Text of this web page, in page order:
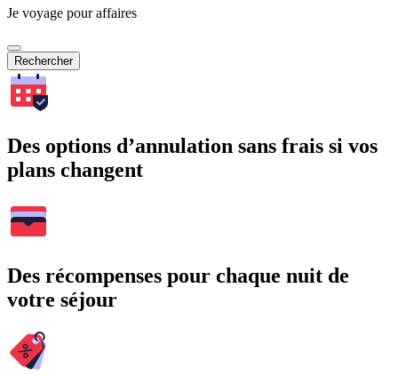
Je voyage pour affaires
Rechercher
Des options d’annulation sans frais si vos
plans changent
Des récompenses pour chaque nuit de
votre séjour